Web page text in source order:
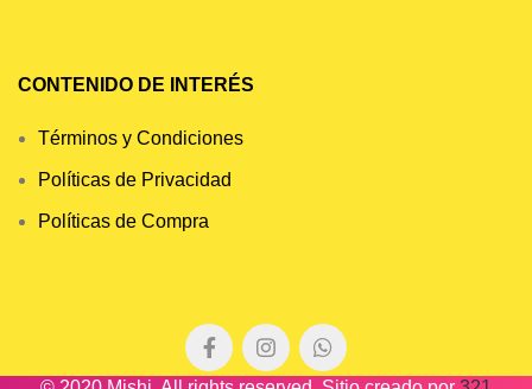
CONTENIDO DE INTERÉS
Términos y Condiciones
Políticas de Privacidad
Políticas de Compra